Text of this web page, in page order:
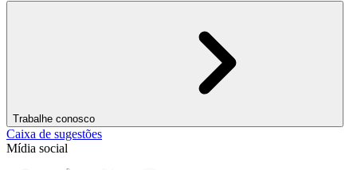
Trabalhe conosco
Caixa de sugestões
Mídia social